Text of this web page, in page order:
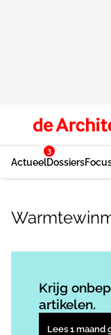
Actueel
3
Dossiers
Krijg
artikelen.
Lees 1 maand